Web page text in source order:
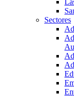
Sectores